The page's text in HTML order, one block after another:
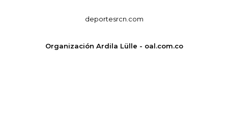
deportesrcn.com
Organización Ardila Lülle - oal.com.co